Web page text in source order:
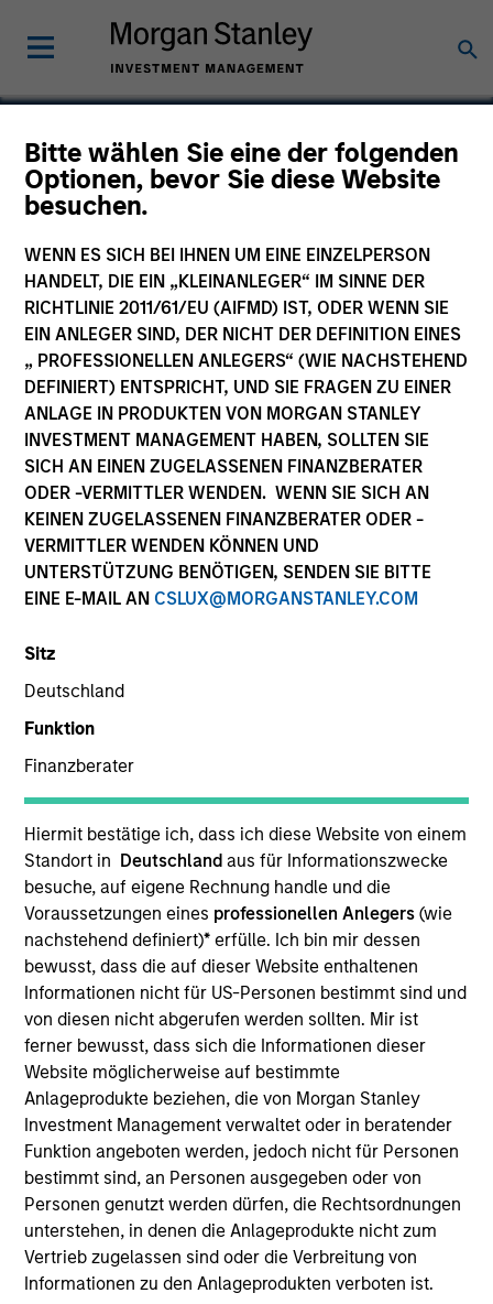
Bitte wählen Sie eine der folgenden
Optionen, bevor Sie diese Website
besuchen.
WENN ES SICH BEI IHNEN UM EINE EINZELPERSON
HANDELT, DIE EIN „KLEINANLEGER“ IM SINNE DER
RICHTLINIE 2011/61/EU (AIFMD) IST, ODER WENN SIE
EIN ANLEGER SIND, DER NICHT DER DEFINITION EINES
„ PROFESSIONELLEN ANLEGERS“ (WIE NACHSTEHEND
DEFINIERT) ENTSPRICHT, UND SIE FRAGEN ZU EINER
ANLAGE IN PRODUKTEN VON MORGAN STANLEY
INVESTMENT MANAGEMENT HABEN, SOLLTEN SIE
SICH AN EINEN ZUGELASSENEN FINANZBERATER
ODER -VERMITTLER WENDEN. WENN SIE SICH AN
KEINEN ZUGELASSENEN FINANZBERATER ODER -
VERMITTLER WENDEN KÖNNEN UND
UNTERSTÜTZUNG BENÖTIGEN, SENDEN SIE BITTE
EINE E-MAIL AN CSLUX@MORGANSTANLEY.COM
Sitz
Deutschland
Funktion
Finanzberater
Hiermit bestätige ich, dass ich diese Website von einem
Standort in Deutschland aus für Informationszwecke
besuche, auf eigene Rechnung handle und die
Voraussetzungen eines professionellen Anlegers(wie
nachstehend definiert)* erfülle. Ich bin mir dessen
bewusst, dass die auf dieser Website enthaltenen
Informationen nicht für US-Personen bestimmt sind und
von diesen nicht abgerufen werden sollten. Mir ist
ferner bewusst, dass sich die Informationen dieser
Website möglicherweise auf bestimmte
Anlageprodukte beziehen, die von Morgan Stanley
Investment Management verwaltet oder in beratender
Funktion angeboten werden, jedoch nicht für Personen
bestimmt sind, an Personen ausgegeben oder von
Personen genutzt werden dürfen, die Rechtsordnungen
unterstehen, in denen die Anlageprodukte nicht zum
Vertrieb zugelassen sind oder die Verbreitung von
Informationen zu den Anlageprodukten verboten ist.
Cardiac Pathways
Healthcare
COUNTRY
United States
Invested on
May 1999
Transaction Type
Follow-On
Realization Date
Jan 2001
Cardiac Pathways develops innovative solutions for cardiac
and ablation catheters. Acquired by Boston Scientific,
(NYSE:BSX).
Investment Team
Morgan Stanley Expansion Capital